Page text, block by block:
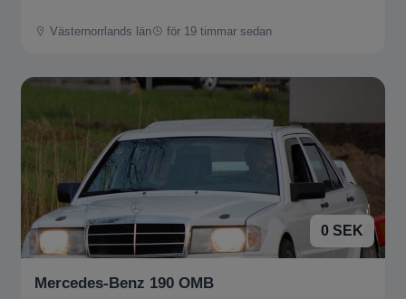
Västernorrlands län för 19 timmar sedan
0 SEK
Mercedes-Benz 190 OMB